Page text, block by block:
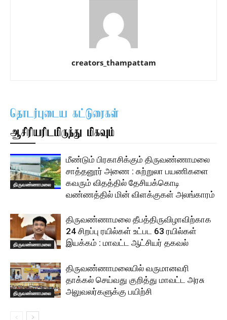
creators_thampattam
தொடர்புடைய கட்டுரைகள்
ஆசிரியரிடமிருந்து மிகவும்
திருவண்ணாமலை
மீண்டும் பிரகாசிக்கும் திருவண்ணாமலை
சாத்தனூர் அணை : சுற்றுலா பயணிகளை
கவரும் விதத்தில் தேசியக்கொடி
வண்ணத்தில் மின் விளக்குகள் அலங்காரம்
திருவண்ணாமலை
திருவண்ணாமலை தீபத்திருவிழாவிற்காக
24 சிறப்பு ரயில்கள் உட்பட 63 ரயில்கள்
இயக்கம் : மாவட்ட ஆட்சியர் தகவல்
திருவண்ணாமலை
திருவண்ணாமலையில் வருமானவரி
தாக்கல் செய்வது குறித்து மாவட்ட அரசு
அலுவலர்களுக்கு பயிற்சி